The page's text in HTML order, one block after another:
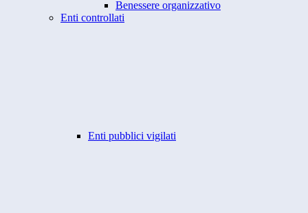
Benessere organizzativo
Enti controllati
Enti pubblici vigilati